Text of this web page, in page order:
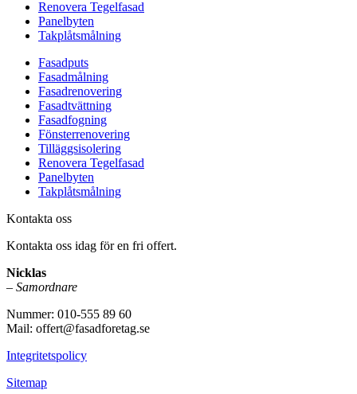
Renovera Tegelfasad
Panelbyten
Takplåtsmålning
Fasadputs
Fasadmålning
Fasadrenovering
Fasadtvättning
Fasadfogning
Fönsterrenovering
Tilläggsisolering
Renovera Tegelfasad
Panelbyten
Takplåtsmålning
Kontakta oss
Kontakta oss idag för en fri offert.
Nicklas
– Samordnare
Nummer: 010-555 89 60
Mail: offert@fasadforetag.se
Integritetspolicy
Sitemap